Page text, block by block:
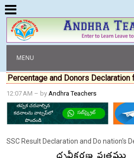
MENU
Percentage and Donors
12:07 AM – byAndhra Teachers
SSC Result Declaration and Do nation's